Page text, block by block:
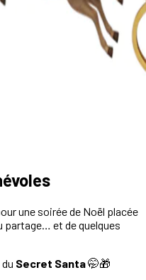
une soirée de Noël placée
partage… et de quelques
Secret Santa🤭🎁